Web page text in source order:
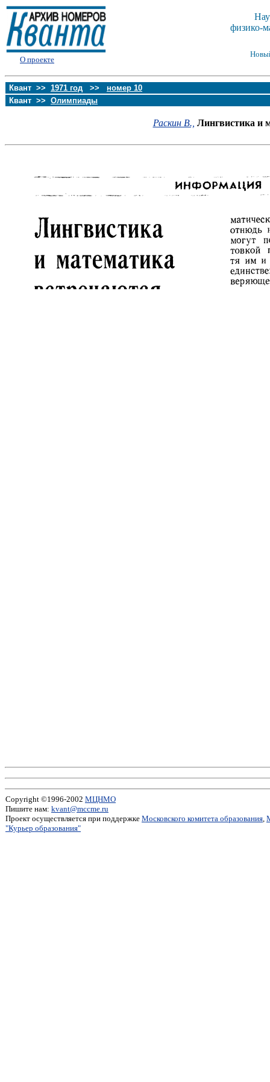
О проекте
физико-
Квант >> 1971 год >> номер 10
Квант >> Олимпиады
Раскин В., Лингвистика и
Copyright ©1996-2002 МЦНМО
Пишите нам: kvant@mccme.ru
Проект осуществляется при поддержке Московского комитета образования,
"Курьер образования"